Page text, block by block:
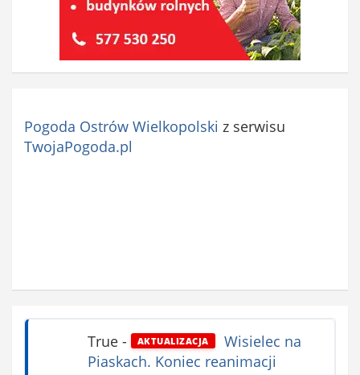
Pogoda Ostrów Wielkopolski z serwisu
TwojaPogoda.pl
True- AKTUALIZACJA
Wisielec na
Piaskach. Koniec reanimacji